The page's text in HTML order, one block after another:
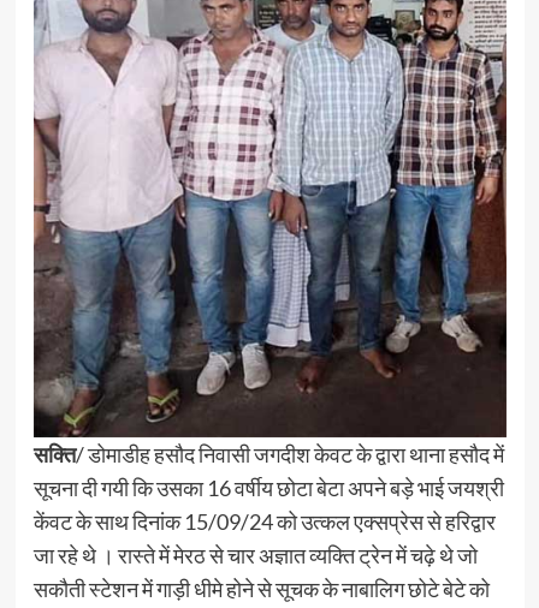
सक्ति/ डोमाडीह हसौद निवासी जगदीश केवट के द्वारा थाना हसौद में
सूचना दी गयी कि उसका 16 वर्षीय छोटा बेटा अपने बड़े भाई जयश्री
केंवट के साथ दिनांक 15/09/24 को उत्कल एक्सप्रेस से हरिद्वार
जा रहे थे । रास्ते में मेरठ से चार अज्ञात व्यक्ति ट्रेन में चढ़े थे जो
सकौती स्टेशन में गाड़ी धीमे होने से सूचक के नाबालिग छोटे बेटे को